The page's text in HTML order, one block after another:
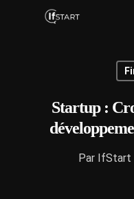
Hit enter to
Startup :
Par IfStart